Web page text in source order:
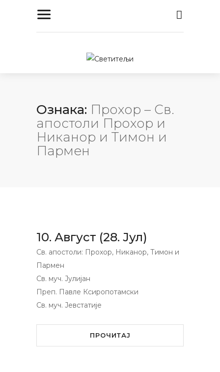
Ознака: Прохор – Св.
апостоли Прохор и
Никанор и Тимон и
Пармен
10. Август (28. Јул)
Св. апостоли: Прохор, Никанор, Тимон и
Пармен
Св. муч. Јулијан
Преп. Павле Ксиропотамски
Св. муч. Јевстатије
ПРОЧИТАЈ